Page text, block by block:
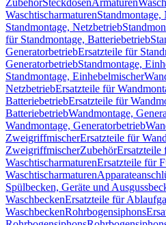
ZubehörSteckdosenArmaturen
WaschtischarmaturenStandmontage,
Standmontage, Netzbetrieb
für Standmontage, Batteriebetrieb
GeneratorbetriebErsatzteile für
GeneratorbetriebStandmontage,
Standmontage, Einhebelmischer
NetzbetriebErsatzteile für
BatteriebetriebErsatzteile für
BatteriebetriebWandmontage,
Wandmontage, Generatorbetrieb
ZweigriffmischerErsatzteile für
ZweigriffmischerZubehörErsatzteile
WaschtischarmaturenErsatzteile für
Waschtischarmaturen
Spülbecken, Geräte und
WaschbeckenErsatzteile für
WaschbeckenRohrbogensiphons